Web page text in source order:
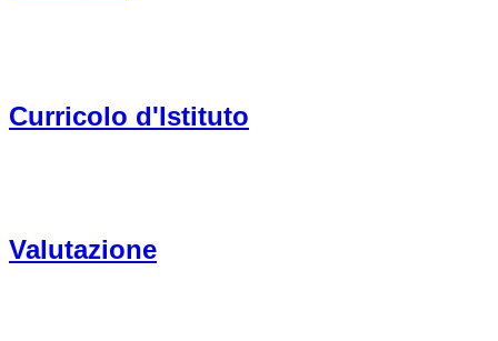
Curricolo d'Istituto
Valutazione